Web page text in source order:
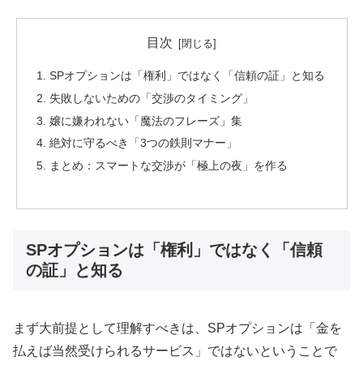
目次
SPオプションは「権利」ではなく「信頼の証」と知る
失敗しないための「交渉のタイミング」
嬢に嫌われない「魔法のフレーズ」集
絶対に守るべき「3つの鉄則マナー」
まとめ：スマートな交渉が「極上の夜」を作る
SPオプションは「権利」ではなく「信頼
の証」と知る
まず大前提として理解すべきは、SPオプションは「金を
払えば当然受けられるサービス」ではないということで